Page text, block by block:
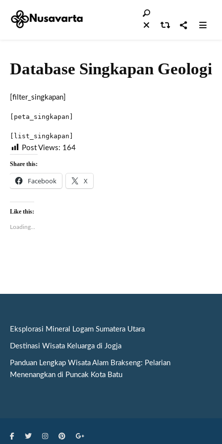
Database Singkapan Geologi
[filter_singkapan]
[peta_singkapan]
[list_singkapan]
Post Views: 164
Share this:
Facebook X
Like this:
Loading...
Eksplorasi Mineral Logam Sumatera Utara
Destinasi Wisata Keluarga di Jogja
Panduan Lengkap Wisata Alam Brakseng: Pelarian
Menenangkan di Puncak Kota Batu